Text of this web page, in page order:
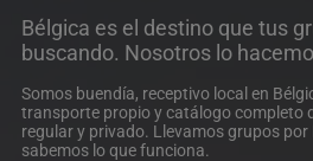
Bélgica es el destino que tus
buscando. Nosotros lo
Somos buendía, receptivo local en
transporte propio y catálogo completo
regular y privado. Llevamos grupos por
sabemos lo que funciona.